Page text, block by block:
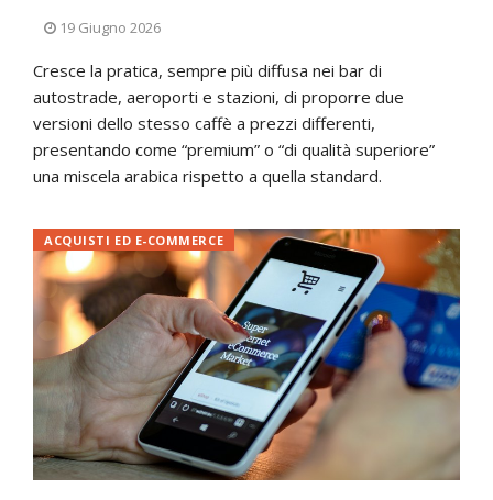
19 Giugno 2026
Cresce la pratica, sempre più diffusa nei bar di
autostrade, aeroporti e stazioni, di proporre due
versioni dello stesso caffè a prezzi differenti,
presentando come “premium” o “di qualità superiore”
una miscela arabica rispetto a quella standard.
ACQUISTI ED E-COMMERCE